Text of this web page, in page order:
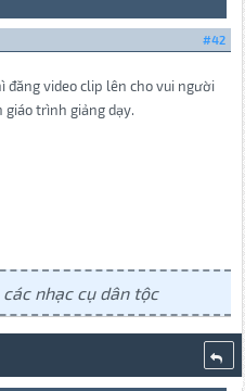
#42
đăng video clip lên cho vui người
giáo trình giảng dạy.
nhạc cụ dân tộc